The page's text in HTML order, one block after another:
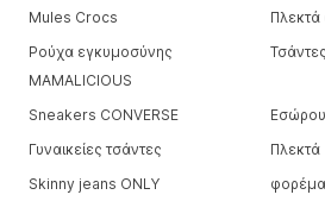
Mules Crocs
Ρούχα εγκυμοσύνης
MAMALICIOUS
Sneakers CONVERSE
Γυναικείες τσάντες
Πλεκτά
Skinny jeans ONLY